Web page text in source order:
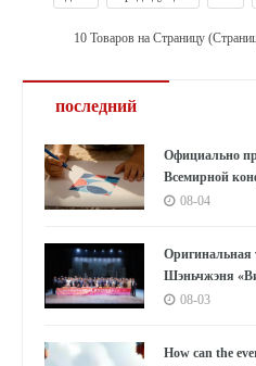
10 Товаров на Страницу
последний
Официально
Всемирной
года: Аньхой
08-04
Оригинальная
Шэньчжэня
Южной Корее
08-03
How can the